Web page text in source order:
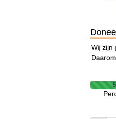
Wij zijn